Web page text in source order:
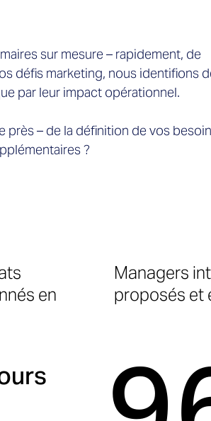
sur mesure – rapidement, de
défis marketing, nous identifions
par leur impact opérationnel.
– de la définition de vos
?
en
Managers
proposés et